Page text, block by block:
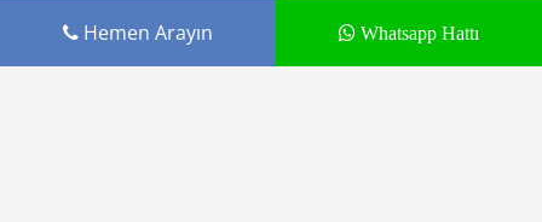
Hemen Arayın Whatsapp Hattı